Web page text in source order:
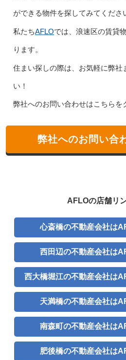
ができる物件を探してみてくださ
私たちAFLOでは、浪速区の賃貸
ります。
住まい探しの際は、お気軽に弊社
い！
弊社へのお問い合わせはこちらを
弊社へのお問い合
AFLOの店舗リ
心斎橋の不動産会社は
西田辺の不動産会社は
西大橋堀江の不動産会社は
天満橋の不動産会社は
南森町の不動産会社は
肥後橋の不動産会社は